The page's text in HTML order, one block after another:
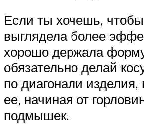
Если ты хочешь,
выглядела более
хорошо держала
обязательно делай
по диагонали изделия,
ее, начиная от
подмышек.